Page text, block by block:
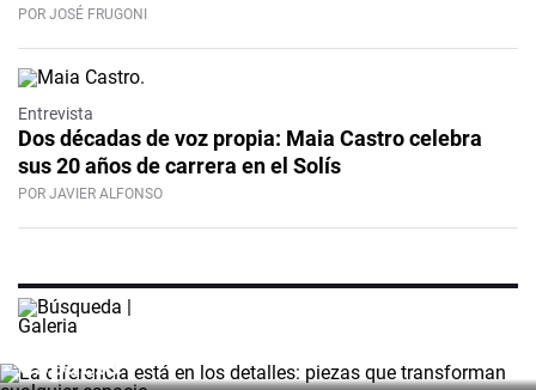
POR JOSÉ FRUGONI
Video
Entrevista
Dos décadas de voz propia: Maia Castro celebra
sus 20 años de carrera en el Solís
POR JAVIER ALFONSO
La diferencia está en los detalles:
piezas que transforman cualquier
espacio